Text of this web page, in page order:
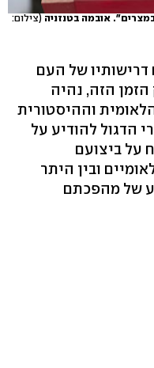
אובמה בטנזניה (צילום:
דרישותיו של העם
הזה, נהיה
וההיסטורית
הדגול להודיע על
על ביצועם
ובין היתר
של מהפכתם